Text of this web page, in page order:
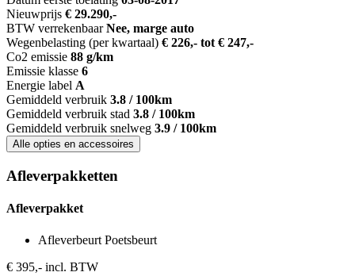
Nieuwprijs € 29.290,-
BTW verrekenbaar Nee, marge auto
Wegenbelasting (per kwartaal) € 226,- tot € 247,-
Co2 emissie 88 g/km
Emissie klasse 6
Energie label A
Gemiddeld verbruik 3.8 / 100km
Gemiddeld verbruik stad 3.8 / 100km
Gemiddeld verbruik snelweg 3.9 / 100km
Alle opties en accessoires
Afleverpakketten
Afleverpakket
Afleverbeurt Poetsbeurt
€ 395,- incl. BTW